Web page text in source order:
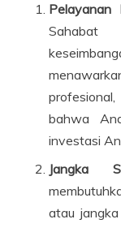
Pelayanan
Sahabat
bahwa
investasi
Jangka
atau